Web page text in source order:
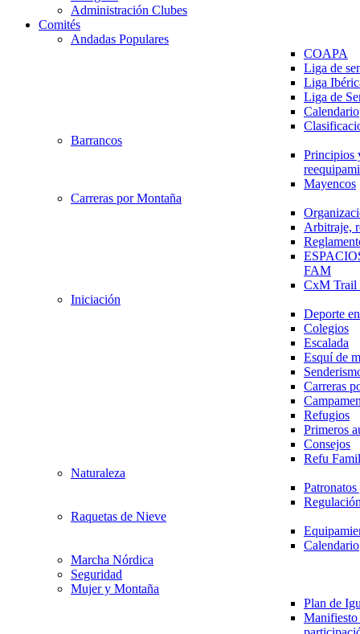
Administración Clubes
Comités
Andadas Populares
COAPA
Liga de
Liga
Liga de
Calendario
Barrancos
Principios
Mayencos
Carreras por Montaña
Arbitraje,
FAM
CxM
Iniciación
Deporte
Colegios
Escalada
Esquí de
Carreras
Refugios
Primeros
Consejos
Refu
Naturaleza
Raquetas de Nieve
Calendario
Marcha Nórdica
Seguridad
Mujer y Montaña
Plan de